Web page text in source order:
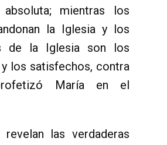
absoluta; mientras los
la Iglesia y los
de la Iglesia son los
los satisfechos, contra
María en el
las verdaderas